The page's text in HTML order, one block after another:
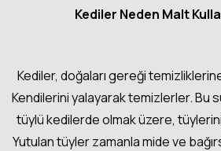
Kediler Neden Malt
Kediler, doğaları gereği
Kendilerini yalayarak temizlerler. Bu
tüylü kedilerde olmak üzere,
Yutulan tüyler zamanla mide ve